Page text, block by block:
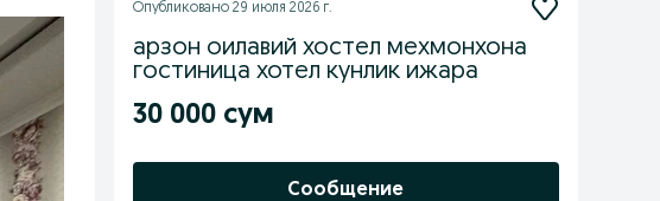
Опубликовано 29 июля 2026 г.
арзон оилавий хостел мехмонхона
гостиница хотел кунлик ижара
30 000 сум
Сообщение